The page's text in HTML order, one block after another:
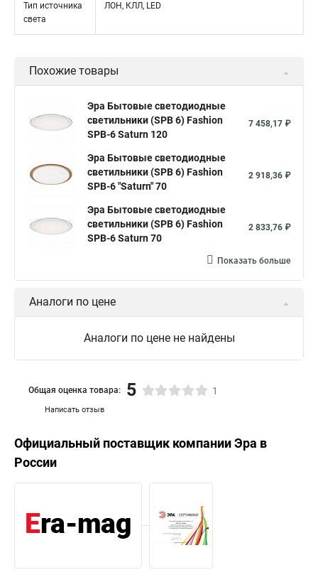
Тип источника
света
ЛОН, КЛЛ, LED
Похожие товары
Эра Бытовые светодиодные
светильники (SPB 6) Fashion
SPB-6 Saturn 120
7 458,17 ₽
Эра Бытовые светодиодные
светильники (SPB 6) Fashion
SPB-6 "Saturn" 70
2 918,36 ₽
Эра Бытовые светодиодные
светильники (SPB 6) Fashion
SPB-6 Saturn 70
2 833,76 ₽
Показать больше
Аналоги по цене
Аналоги по цене не найдены
Написать отзыв
Общая оценка товара: 5 1
Официальный поставщик компанииЭра в
России